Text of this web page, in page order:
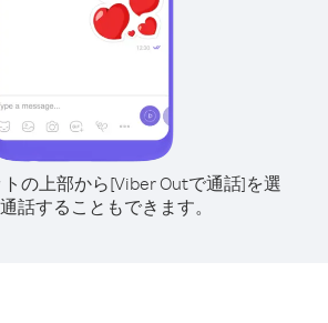
の上部から[Viber Outで通話]を選
話することもできます。